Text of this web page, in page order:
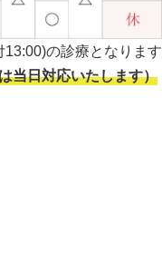
の診療となります
当日対応いたします）